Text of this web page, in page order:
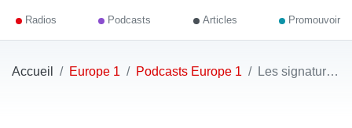
Radios Podcasts Articles Promouvoir
Accueil Europe 1 Podcasts Europe 1 Les signatures d'Europe 1 - Catherine Nay